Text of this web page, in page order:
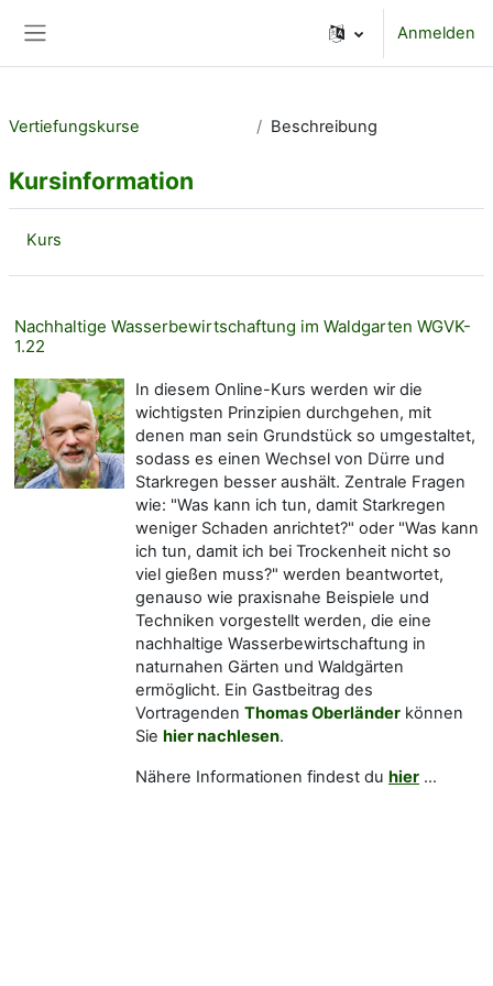
Anmelden
Vertiefungskurse Beschreibung
Kursinformation
Kurs
Nachhaltige Wasserbewirtschaftung im Waldgarten WGVK-
1.22
In diesem Online-Kurs werden wir die
wichtigsten Prinzipien durchgehen, mit
denen man sein Grundstück so umgestaltet,
sodass es einen Wechsel von Dürre und
Starkregen besser aushält. Zentrale Fragen
wie: "Was kann ich tun, damit Starkregen
weniger Schaden anrichtet?" oder "Was kann
ich tun, damit ich bei Trockenheit nicht so
viel gießen muss?" werden beantwortet,
genauso wie praxisnahe Beispiele und
Techniken vorgestellt werden, die eine
nachhaltige Wasserbewirtschaftung in
naturnahen Gärten und Waldgärten
ermöglicht. Ein Gastbeitrag des
Vortragenden Thomas Oberländer können
Sie hier nachlesen.
Nähere Informationen findest du hier ...